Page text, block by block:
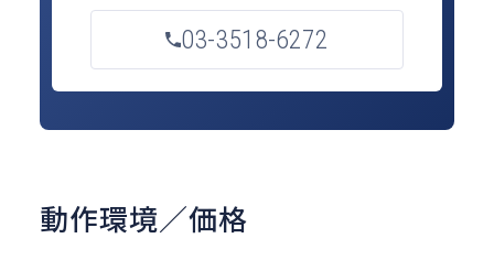
03-3518-6272
動作環境／価格